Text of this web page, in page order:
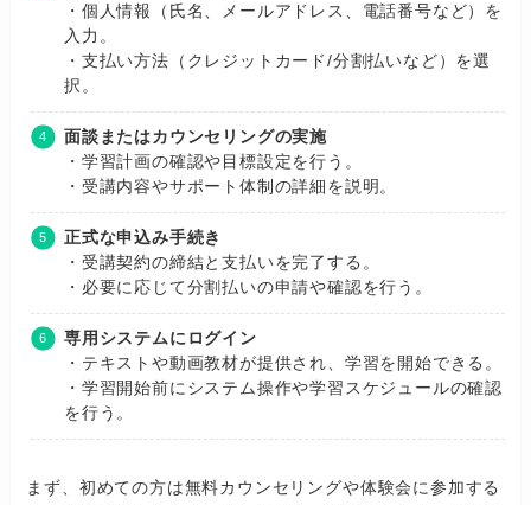
・個人情報（氏名、メールアドレス、電話番号など）を
入力。
・支払い方法（クレジットカード/分割払いなど）を選
択。
面談またはカウンセリングの実施
・学習計画の確認や目標設定を行う。
・受講内容やサポート体制の詳細を説明。
正式な申込み手続き
・受講契約の締結と支払いを完了する。
・必要に応じて分割払いの申請や確認を行う。
専用システムにログイン
・テキストや動画教材が提供され、学習を開始できる。
・学習開始前にシステム操作や学習スケジュールの確認
を行う。
まず、初めての方は無料カウンセリングや体験会に参加する